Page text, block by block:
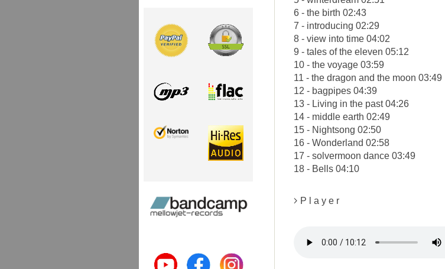
6 - the birth 02:43
7 - introducing 02:29
8 - view into time 04:02
9 - tales of the eleven 05:12
10 - the voyage 03:59
11 - the dragon and the moon 03:49
12 - bagpipes 04:39
13 - Living in the past 04:26
14 - middle earth 02:49
15 - Nightsong 02:50
16 - Wonderland 02:58
17 - solvermoon dance 03:49
18 - Bells 04:10
P l a y e r